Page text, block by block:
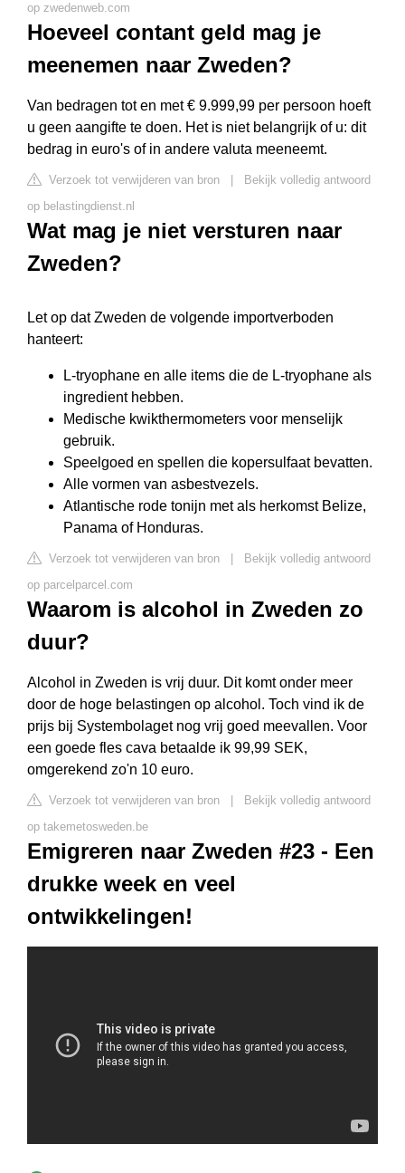
op zwedenweb.com
Hoeveel contant geld mag je
meenemen naar Zweden?
Van bedragen tot en met € 9.999,99 per persoon hoeft
u geen aangifte te doen. Het is niet belangrijk of u: dit
bedrag in euro's of in andere valuta meeneemt.
Verzoek tot verwijderen van bron
Bekijk volledig antwoord
op belastingdienst.nl
Wat mag je niet versturen naar
Zweden?
Let op dat Zweden de volgende importverboden
hanteert:
L-tryophane en alle items die de L-tryophane als
ingredient hebben.
Medische kwikthermometers voor menselijk
gebruik.
Speelgoed en spellen die kopersulfaat bevatten.
Alle vormen van asbestvezels.
Atlantische rode tonijn met als herkomst Belize,
Panama of Honduras.
Verzoek tot verwijderen van bron
Bekijk volledig antwoord
op parcelparcel.com
Waarom is alcohol in Zweden zo
duur?
Alcohol in Zweden is vrij duur. Dit komt onder meer
door de hoge belastingen op alcohol. Toch vind ik de
prijs bij Systembolaget nog vrij goed meevallen. Voor
een goede fles cava betaalde ik 99,99 SEK,
omgerekend zo'n 10 euro.
Verzoek tot verwijderen van bron
Bekijk volledig antwoord
op takemetosweden.be
Emigreren naar Zweden #23 - Een
drukke week en veel
ontwikkelingen!